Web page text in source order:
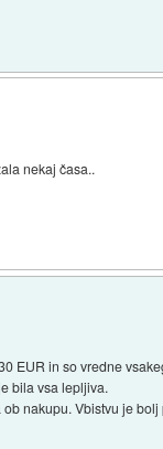
nekaj časa..
EUR in so vredne
bila vsa lepljiva.
nakupu. Vbistvu je